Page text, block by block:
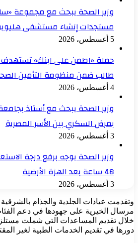
وزير الصحة يبحث مع مجموعة
مستجدات إنشاء مستشفى
5 أغسطس، 2026
طالب ضمن منظومة التأمين
4 أغسطس، 2026
وزير الصحة يبحث مع أستاذ بجامعة
بمرض السكري بين الأسر المصرية
3 أغسطس، 2026
وزير الصحة يوجه برفع درجة
48 ساعة بعد الهزة الأرضية
3 أغسطس، 2026
وتقدمت عيادات الجلدية والجذام
مرسال الخيرية على جهودها في دعم
خلال تقديم المساعدات التي شملت
دورها في تقديم الخدمات الطبية لغير